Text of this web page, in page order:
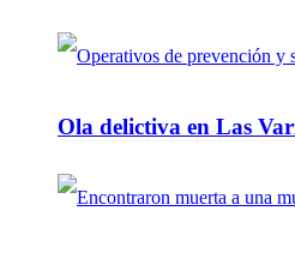
Ola delictiva en Las